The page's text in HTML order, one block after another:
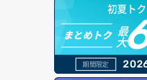
初夏ト
まとめトク 最
大
期間限定